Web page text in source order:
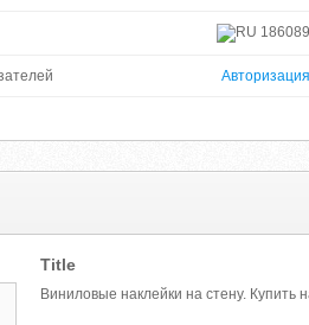
186089
Авторизация
Title
Виниловые наклейки на стену. Купить